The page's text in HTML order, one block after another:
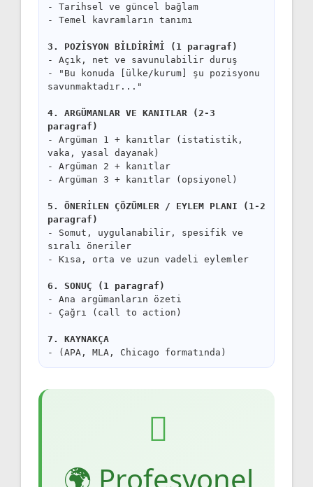
- Tarihsel ve güncel bağlam
- Temel kavramların tanımı
3. POZİSYON BİLDİRİMİ (1 paragraf)
- Açık, net ve savunulabilir duruş
- "Bu konuda [ülke/kurum] şu pozisyonu
savunmaktadır..."
4. ARGÜMANLAR VE KANITLAR (2-3
paragraf)
- Argüman 1 + kanıtlar (istatistik,
vaka, yasal dayanak)
- Argüman 2 + kanıtlar
- Argüman 3 + kanıtlar (opsiyonel)
5. ÖNERİLEN ÇÖZÜMLER / EYLEM PLANI (1-2
paragraf)
- Somut, uygulanabilir, spesifik ve
sıralı öneriler
- Kısa, orta ve uzun vadeli eylemler
6. SONUÇ (1 paragraf)
- Ana argümanların özeti
- Çağrı (call to action)
7. KAYNAKÇA
- (APA, MLA, Chicago formatında)
🌍 Profesyonel